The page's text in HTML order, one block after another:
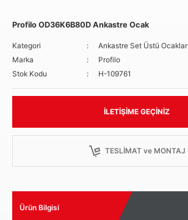
Profilo OD36K6B80D Ankastre Ocak
Kategori
Ankastre Set Üstü Ocaklar
Marka
Profilo
Stok Kodu
H-109761
İLETIŞIME GEÇINIZ
TESLİMAT ve MONTAJ
Ürün Bilgisi